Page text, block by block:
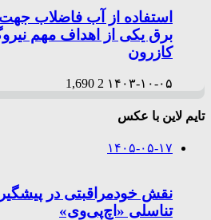
استفاده از آب فاضلاب جهت
برق یکی از اهداف مهم
کازرون
۱۴۰۳-۱۰-۰۵ 2
1,690
تایم لاین با عکس
۱۴۰۵-۰۵-۱۷
نقش خودمراقبتی در
تناسلی «اچ‌پی‌وی»